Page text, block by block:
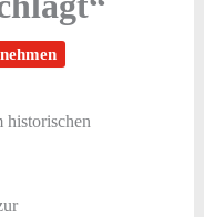
historischen